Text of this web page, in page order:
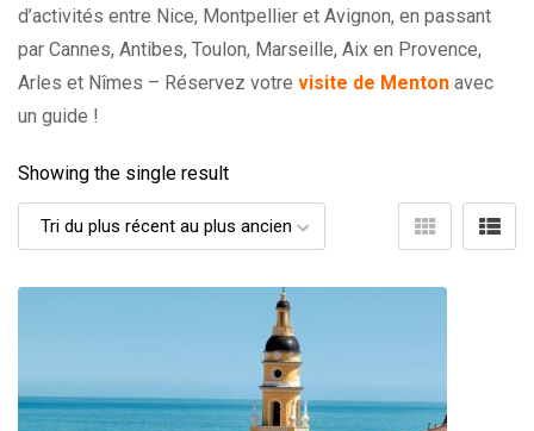
d’activités entre Nice, Montpellier et Avignon, en passant
par Cannes, Antibes, Toulon, Marseille, Aix en Provence,
Arles et Nîmes – Réservez votre visite de Menton avec
un guide !
Showing the single result